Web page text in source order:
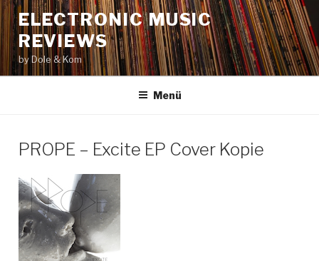
Zum
Inhalt
springen
ELECTRONIC MUSIC
REVIEWS
by Dole & Kom
Menü
PROPE – Excite EP Cover Kopie